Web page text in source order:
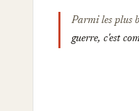
Parmi les plus
guerre, c'est